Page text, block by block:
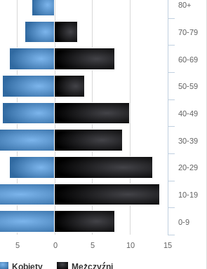
Kobiety Mężczyźni
0-9
10-19
20-29
30-39
40-49
50-59
60-69
70-79
80+
5 0 5 10 15